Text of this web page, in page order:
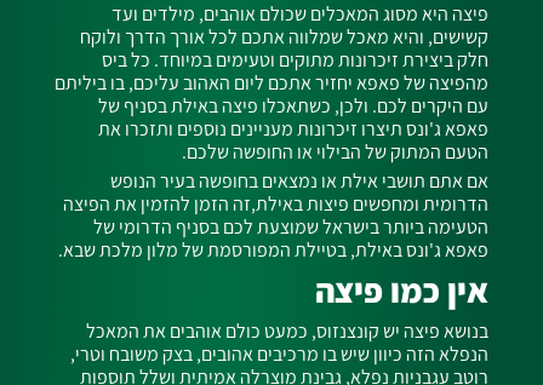
פיצה היא מסוג המאכלים שכולם אוהבים, מילדים ועד
קשישים, והיא מאכל שמלווה אתכם לכל אורך הדרך ולוקח
חלק ביצירת זיכרונות מתוקים וטעימים במיוחד. כל ביס
מהפיצה של פאפא יחזיר אתכם ליום האהוב עליכם, בו ביליתם
עם היקרים לכם. ולכן, כשתאכלו פיצה באילת בסניף של
פאפא ג'ונס תיצרו זיכרונות מעניינים נוספים ותזכרו את
הטעם המתוק של הבילוי או החופשה שלכם.
אם אתם תושבי אילת או נמצאים בחופשה בעיר הנופש
הדרומית ומחפשים פיצות באילת,זה הזמן להזמין את הפיצה
הטעימה ביותר בישראל שמוצעת לכם בסניף הדרומי של
פאפא ג'ונס באילת, בטיילת המפורסמת של מלון מלכת שבא.
אין כמו פיצה
בנושא פיצה יש קונצנזוס, כמעט כולם אוהבים את המאכל
הנפלא הזה כיוון שיש בו מרכיבים אהובים, בצק משובח וטרי,
רוטב עגבניות נפלא, גבינת מוצרלה אמיתית ושלל תוספות